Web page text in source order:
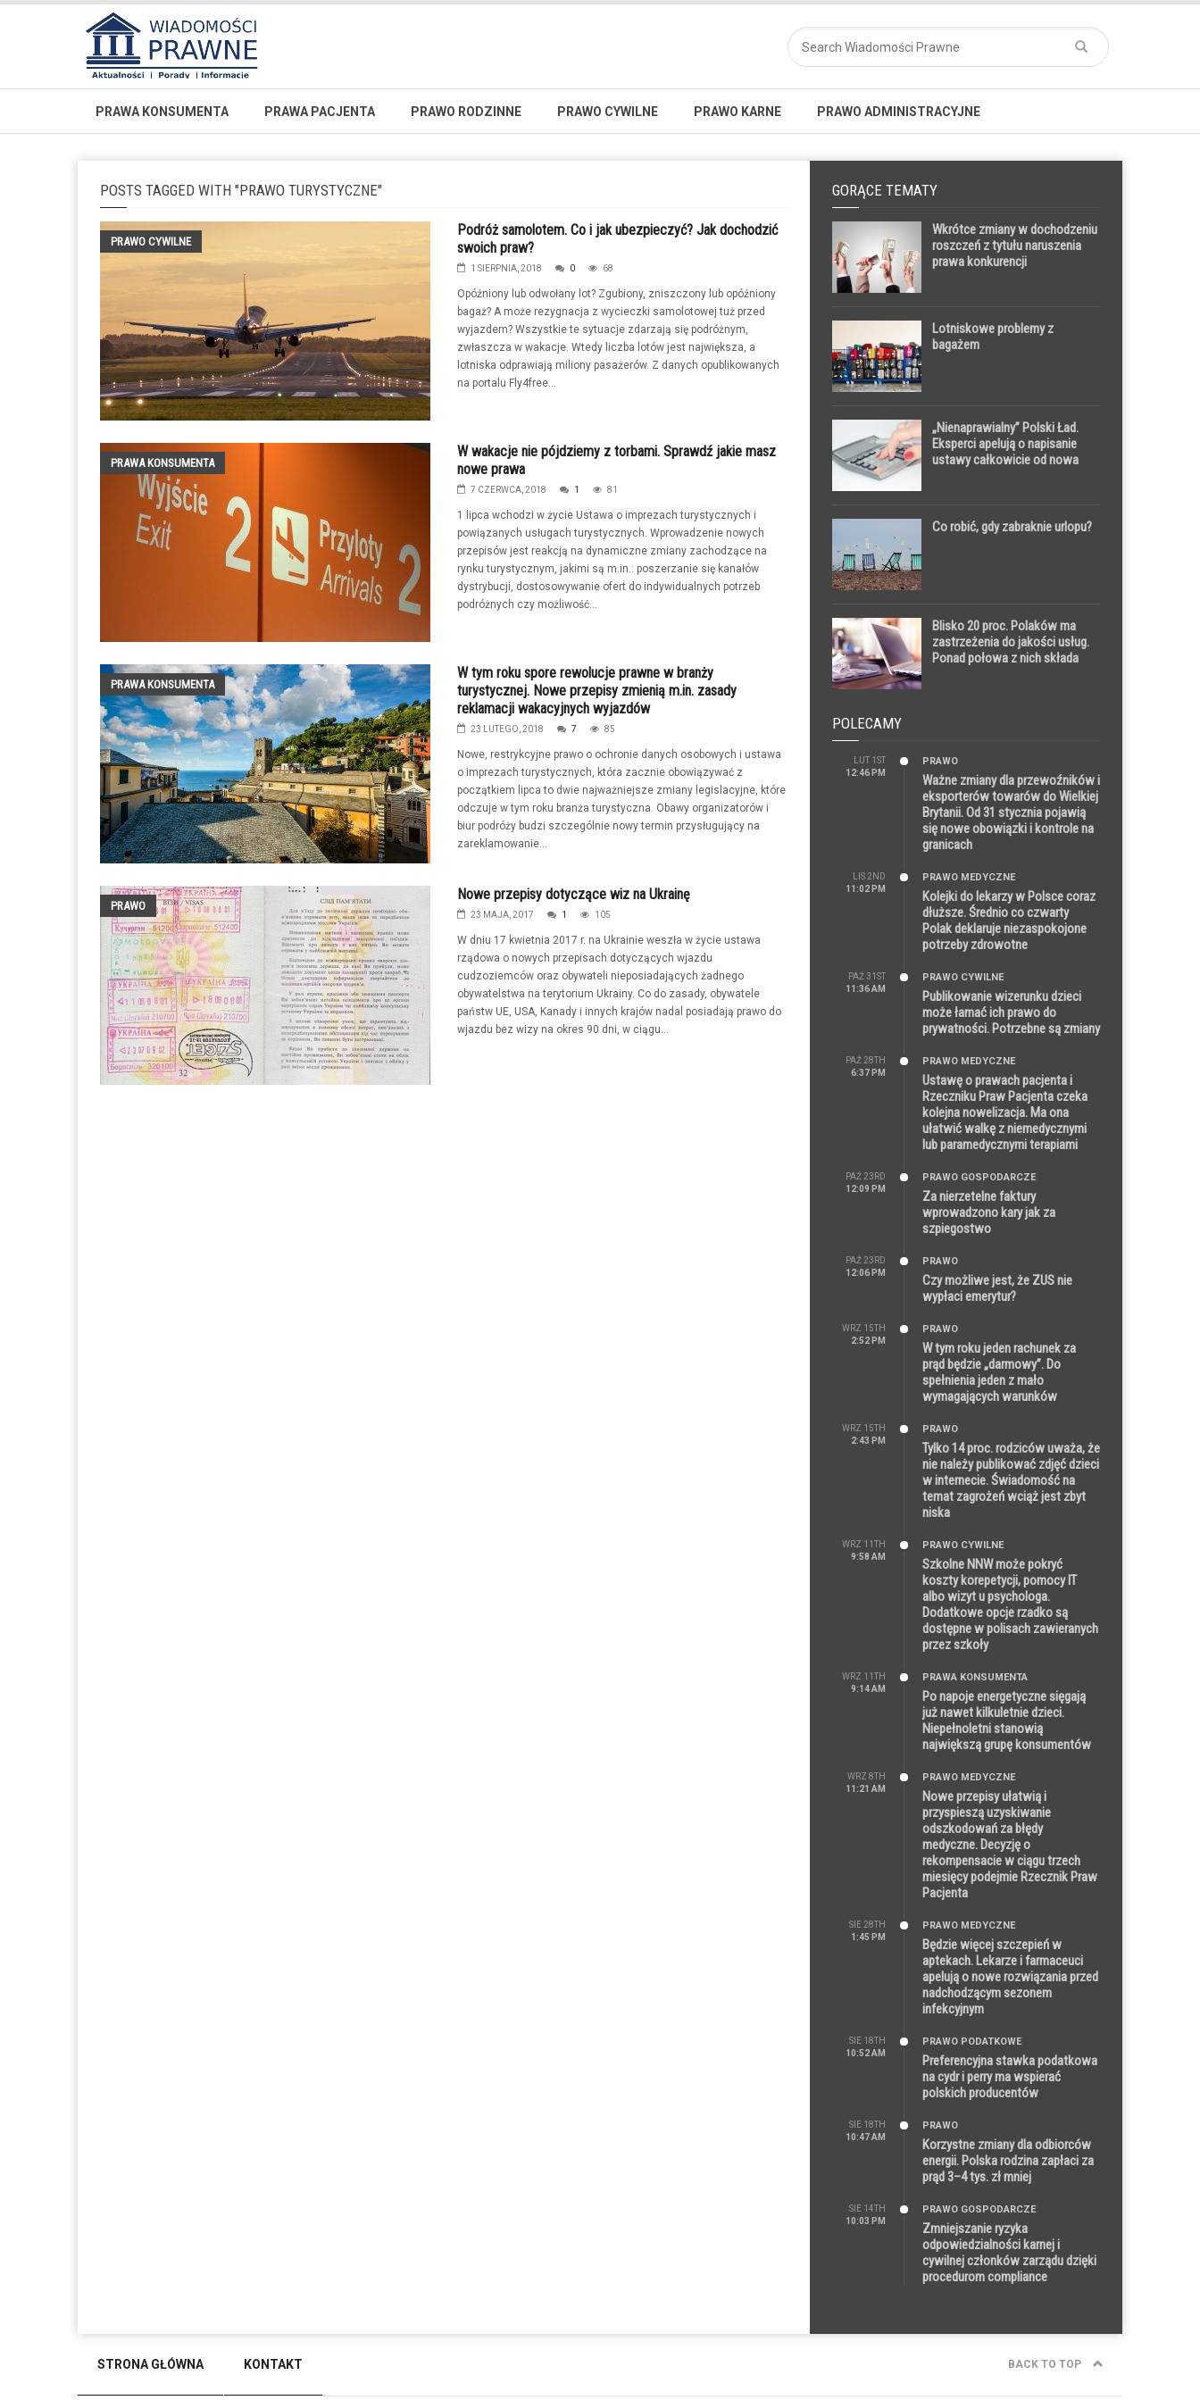
PRAWA KONSUMENTA PRAWA PACJENTA PRAWO RODZINNE PRAWO CYWILNE PRAWO KARNE PRAWO ADMINISTRACYJNE
POSTS TAGGED WITH "PRAWO TURYSTYCZNE"
PRAWO CYWILNE
Podróż samolotem. Co i jak ubezpieczyć? Jak dochodzić
swoich praw?
1 SIERPNIA, 2018 0 68
Opóźniony lub odwołany lot? Zgubiony, zniszczony lub opóźniony
bagaż? A może rezygnacja z wycieczki samolotowej tuż przed
wyjazdem? Wszystkie te sytuacje zdarzają się podróżnym,
zwłaszcza w wakacje. Wtedy liczba lotów jest największa, a
lotniska odprawiają miliony pasażerów. Z danych opublikowanych
na portalu Fly4free...
PRAWA KONSUMENTA
W wakacje nie pójdziemy z torbami. Sprawdź jakie masz
nowe prawa
7 CZERWCA, 2018 1 81
1 lipca wchodzi w życie Ustawa o imprezach turystycznych i
powiązanych usługach turystycznych. Wprowadzenie nowych
przepisów jest reakcją na dynamiczne zmiany zachodzące na
rynku turystycznym, jakimi są m.in.: poszerzanie się kanałów
dystrybucji, dostosowywanie ofert do indywidualnych potrzeb
podróżnych czy możliwość...
PRAWA KONSUMENTA
W tym roku spore rewolucje prawne w branży
turystycznej. Nowe przepisy zmienią m.in. zasady
reklamacji wakacyjnych wyjazdów
23 LUTEGO, 2018 7 85
Nowe, restrykcyjne prawo o ochronie danych osobowych i ustawa
o imprezach turystycznych, która zacznie obowiązywać z
początkiem lipca to dwie najważniejsze zmiany legislacyjne, które
odczuje w tym roku branża turystyczna. Obawy organizatorów i
biur podróży budzi szczególnie nowy termin przysługujący na
zareklamowanie...
PRAWO
Nowe przepisy dotyczące wiz na Ukrainę
23 MAJA, 2017 1 105
W dniu 17 kwietnia 2017 r. na Ukrainie weszła w życie ustawa
rządowa o nowych przepisach dotyczących wjazdu
cudzoziemców oraz obywateli nieposiadających żadnego
obywatelstwa na terytorium Ukrainy. Co do zasady, obywatele
państw UE, USA, Kanady i innych krajów nadal posiadają prawo do
wjazdu bez wizy na okres 90 dni, w ciągu...
GORĄCE TEMATY
Wkrótce zmiany w dochodzeniu
roszczeń z tytułu naruszenia
prawa konkurencji
Lotniskowe problemy z
bagażem
„Nienaprawialny” Polski Ład.
Eksperci apelują o napisanie
ustawy całkowicie od nowa
Co robić, gdy zabraknie urlopu?
Blisko 20 proc. Polaków ma
zastrzeżenia do jakości usług.
Ponad połowa z nich składa
POLECAMY
LUT 1ST
12:46 PM
PRAWO
Ważne zmiany dla przewoźników i
eksporterów towarów do Wielkiej
Brytanii. Od 31 stycznia pojawią
się nowe obowiązki i kontrole na
granicach
LIS 2ND
11:02 PM
PRAWO MEDYCZNE
Kolejki do lekarzy w Polsce coraz
dłuższe. Średnio co czwarty
Polak deklaruje niezaspokojone
potrzeby zdrowotne
PAŹ 31ST
11:36 AM
PRAWO CYWILNE
Publikowanie wizerunku dzieci
może łamać ich prawo do
prywatności. Potrzebne są zmiany
PAŹ 28TH
6:37 PM
PRAWO MEDYCZNE
Ustawę o prawach pacjenta i
Rzeczniku Praw Pacjenta czeka
kolejna nowelizacja. Ma ona
ułatwić walkę z niemedycznymi
lub paramedycznymi terapiami
PAŹ 23RD
12:09 PM
PRAWO GOSPODARCZE
Za nierzetelne faktury
wprowadzono kary jak za
szpiegostwo
PAŹ 23RD
12:06 PM
PRAWO
Czy możliwe jest, że ZUS nie
wypłaci emerytur?
WRZ 15TH
2:52 PM
PRAWO
W tym roku jeden rachunek za
prąd będzie „darmowy”. Do
spełnienia jeden z mało
wymagających warunków
WRZ 15TH
2:43 PM
PRAWO
Tylko 14 proc. rodziców uważa, że
nie należy publikować zdjęć dzieci
w internecie. Świadomość na
temat zagrożeń wciąż jest zbyt
niska
WRZ 11TH
9:58 AM
PRAWO CYWILNE
Szkolne NNW może pokryć
koszty korepetycji, pomocy IT
albo wizyt u psychologa.
Dodatkowe opcje rzadko są
dostępne w polisach zawieranych
przez szkoły
WRZ 11TH
9:14 AM
PRAWA KONSUMENTA
Po napoje energetyczne sięgają
już nawet kilkuletnie dzieci.
Niepełnoletni stanowią
największą grupę konsumentów
WRZ 8TH
11:21 AM
PRAWO MEDYCZNE
Nowe przepisy ułatwią i
przyspieszą uzyskiwanie
odszkodowań za błędy
medyczne. Decyzję o
rekompensacie w ciągu trzech
miesięcy podejmie Rzecznik Praw
Pacjenta
SIE 28TH
1:45 PM
PRAWO MEDYCZNE
Będzie więcej szczepień w
aptekach. Lekarze i farmaceuci
apelują o nowe rozwiązania przed
nadchodzącym sezonem
infekcyjnym
SIE 18TH
10:52 AM
PRAWO PODATKOWE
Preferencyjna stawka podatkowa
na cydr i perry ma wspierać
polskich producentów
SIE 18TH
10:47 AM
PRAWO
Korzystne zmiany dla odbiorców
energii. Polska rodzina zapłaci za
prąd 3–4 tys. zł mniej
SIE 14TH
10:03 PM
PRAWO GOSPODARCZE
Zmniejszanie ryzyka
odpowiedzialności karnej i
cywilnej członków zarządu dzięki
procedurom compliance
STRONA GŁÓWNA KONTAKT BACK TO TOP